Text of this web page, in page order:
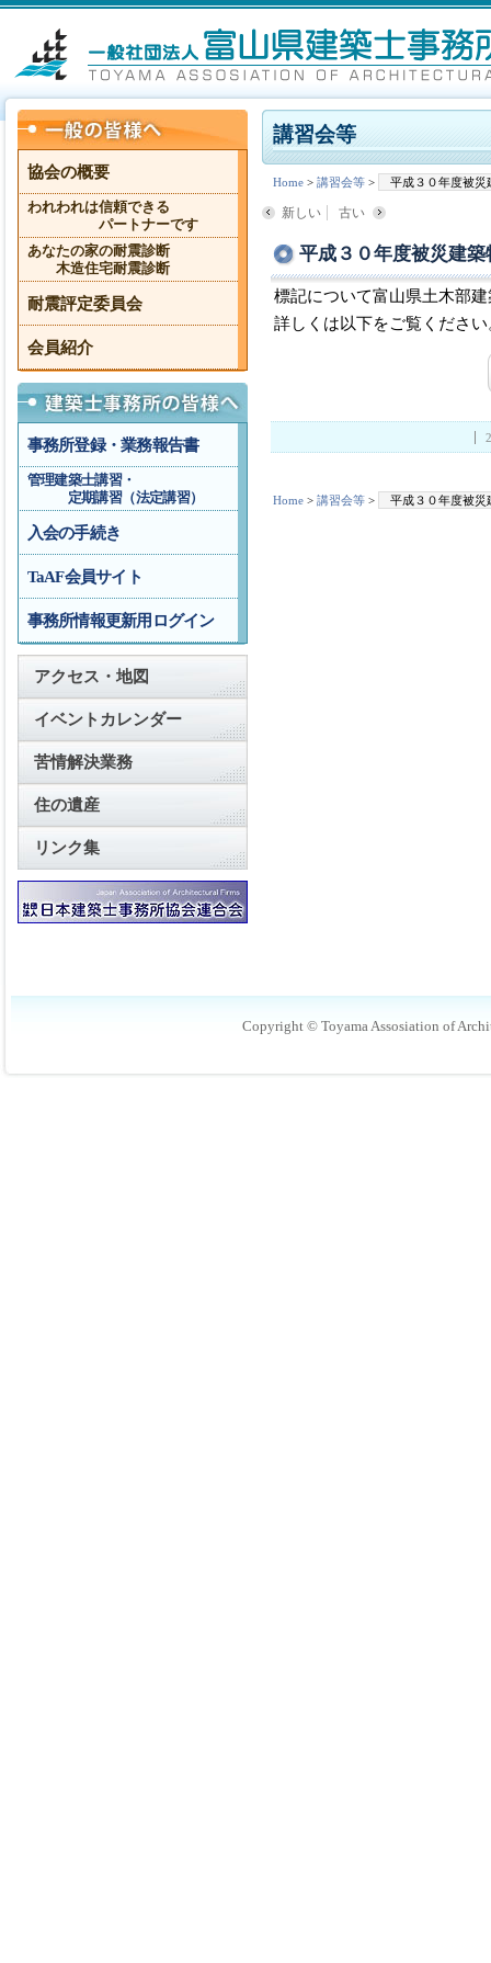
講習会等
Home > 講習会等 > 平成３０年度被災
新しい 古い
平成３０年度被災建
標記について富山県土木部
詳しくは以下をご覧ください
Home > 講習会等 > 平成３０年度被災
協会の概要
われわれは信頼できる
パートナーです
あなたの家の耐震診断
木造住宅耐震診断
耐震評定委員会
会員紹介
事務所登録・業務報告書
管理建築士講習・
定期講習（法定講習）
入会の手続き
TaAF会員サイト
事務所情報更新用ログイン
アクセス・地図
イベントカレンダー
苦情解決業務
住の遺産
リンク集
Copyright © Toyama Assosiation of